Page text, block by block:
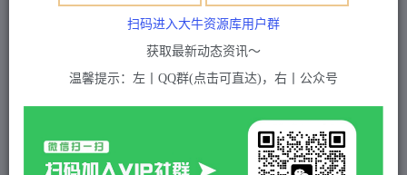
5 积分
付费资源
扫码进入大牛资源库用户群
获取最新动态资讯～
温馨提示：左丨QQ群(点击可直达)，右丨公众号